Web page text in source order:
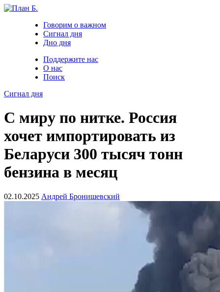
Говорим о важном
Сигнал дня
Дно дня
Поддержите нас
О нас
Поиск
Сигнал дня
С миру по нитке. Россия
хочет импортировать из
Беларуси 300 тысяч тонн
бензина в месяц
02.10.2025 Андрей Бронишевский